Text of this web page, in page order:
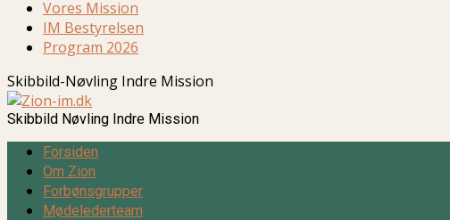
Vores Mission
IM Bestyrelsen
Program 2026
Skibbild-Nøvling Indre Mission
Skibbild Nøvling Indre Mission
Forsiden
Om Zion
Forbønsgrupper
Mødelederteam